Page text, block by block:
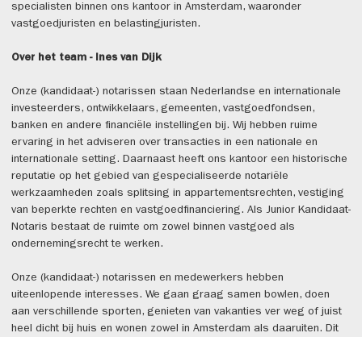
specialisten binnen ons kantoor in Amsterdam, waaronder
vastgoedjuristen en belastingjuristen.
Over het team - Ines van Dijk
Onze (kandidaat-) notarissen staan Nederlandse en internationale
investeerders, ontwikkelaars, gemeenten, vastgoedfondsen,
banken en andere financiële instellingen bij. Wij hebben ruime
ervaring in het adviseren over transacties in een nationale en
internationale setting. Daarnaast heeft ons kantoor een historische
reputatie op het gebied van gespecialiseerde notariële
werkzaamheden zoals splitsing in appartementsrechten, vestiging
van beperkte rechten en vastgoedfinanciering. Als Junior Kandidaat-
Notaris bestaat de ruimte om zowel binnen vastgoed als
ondernemingsrecht te werken.
Onze (kandidaat-) notarissen en medewerkers hebben
uiteenlopende interesses. We gaan graag samen bowlen, doen
aan verschillende sporten, genieten van vakanties ver weg of juist
heel dicht bij huis en wonen zowel in Amsterdam als daaruiten. Dit